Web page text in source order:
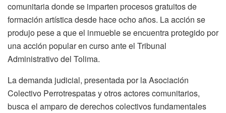
comunitaria donde se imparten procesos gratuitos de
formación artística desde hace ocho años. La acción se
produjo pese a que el inmueble se encuentra protegido por
una acción popular en curso ante el Tribunal
Administrativo del Tolima.
La demanda judicial, presentada por la Asociación
Colectivo Perrotrespatas y otros actores comunitarios,
busca el amparo de derechos colectivos fundamentales